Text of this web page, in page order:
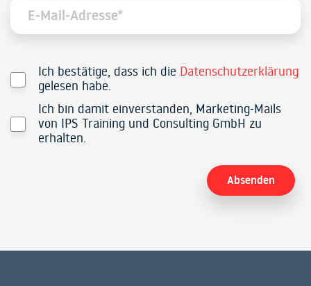
Ich bestätige, dass ich die Datenschutzerklärung
gelesen habe.
Ich bin damit einverstanden, Marketing-Mails
von IPS Training und Consulting GmbH zu
erhalten.